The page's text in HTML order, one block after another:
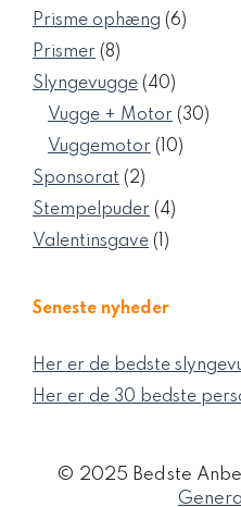
Prisme ophæng 66
Prismer 88
varer
Slyngevugge 4040
varer
Vugge + Motor 3030
Vuggemotor 1010
Sponsorat 22
varer
Stempelpuder 44
Valentinsgave
1
Seneste nyheder
Her er de bedste
Her er de 30 bedste
© 2025 Bedste